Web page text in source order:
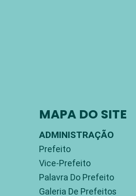
MAPA DO SITE
ADMINISTRAÇÃO
Prefeito
Vice-Prefeito
Palavra Do Prefeito
Galeria De Prefeitos